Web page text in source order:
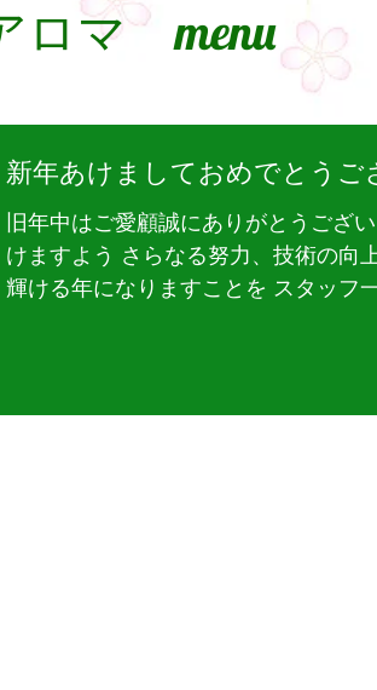
ロマ menu
新年あけましておめでとうご
旧年中はご愛顧誠にありがとうござ
けますよう さらなる努力、技術の向
輝ける年になりますことを スタッフ